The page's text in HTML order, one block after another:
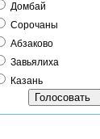
Домбай
Сорочаны
Абзаково
Завьялиха
Казань